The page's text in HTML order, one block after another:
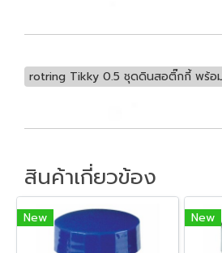
rotring Tikky 0.5 ชุดดินสอติ๊กกี้ พร้อ
สินค้าเกี่ยวข้อง
New New